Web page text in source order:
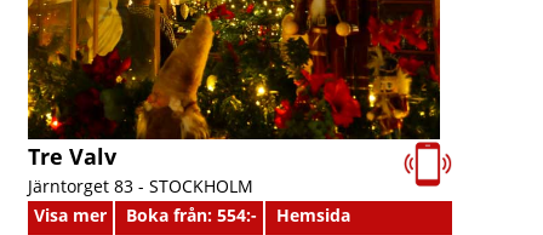
Tre Valv
Järntorget 83 - STOCKHOLM
Visa mer
Boka från: 554:-
Hemsida